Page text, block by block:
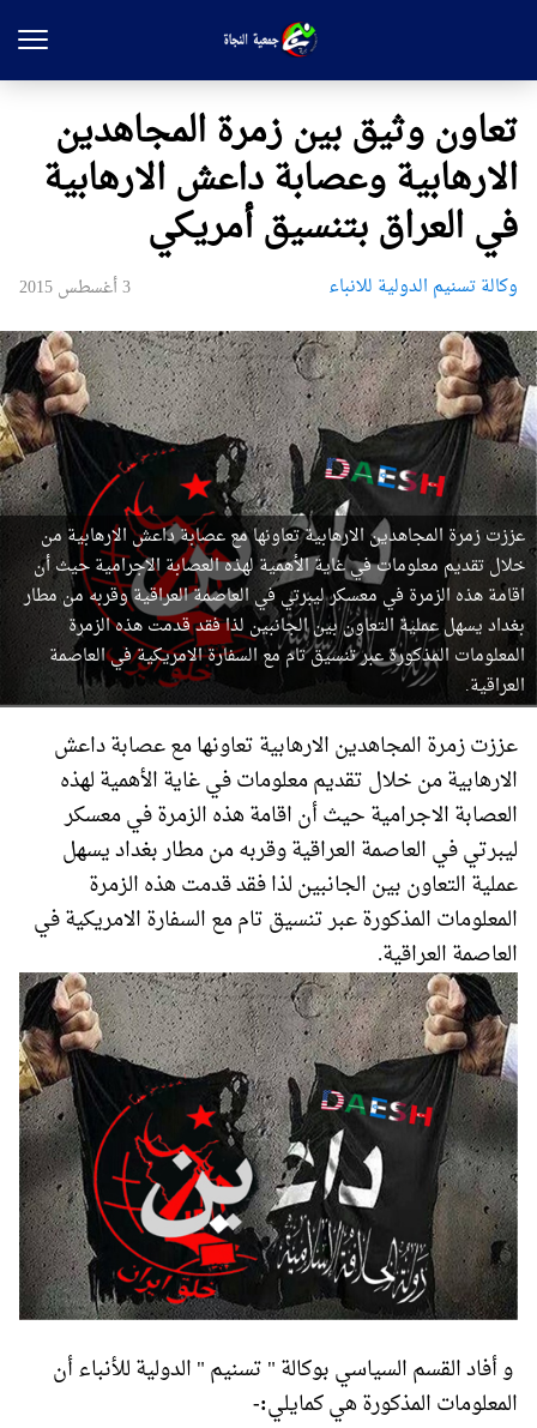
تعاون وثيق بين زمرة المجاهدين
الارهابية وعصابة داعش الارهابية
في العراق بتنسيق أمريكي
وکالة تسنیم الدولية للانباء 3 أغسطس 2015
عززت زمرة المجاهدين الارهابية تعاونها مع عصابة داعش الارهابية من
خلال تقديم معلومات في غاية الأهمية لهذه العصابة الاجرامية حيث أن
اقامة هذه الزمرة في معسكر ليبرتي في العاصمة العراقية وقربه من مطار
بغداد يسهل عملية التعاون بين الجانبين لذا فقد قدمت هذه الزمرة
المعلومات المذكورة عبر تنسيق تام مع السفارة الامريكية في العاصمة
العراقية.
عززت زمرة المجاهدين الارهابية تعاونها مع عصابة داعش
الارهابية من خلال تقديم معلومات في غاية الأهمية لهذه
العصابة الاجرامية حيث أن اقامة هذه الزمرة في معسكر
ليبرتي في العاصمة العراقية وقربه من مطار بغداد يسهل
عملية التعاون بين الجانبين لذا فقد قدمت هذه الزمرة
المعلومات المذكورة عبر تنسيق تام مع السفارة الامريكية في
العاصمة العراقية.
و أفاد القسم السياسي بوكالة " تسنيم " الدولية للأنباء أن
المعلومات المذكورة هي كمايلي:-